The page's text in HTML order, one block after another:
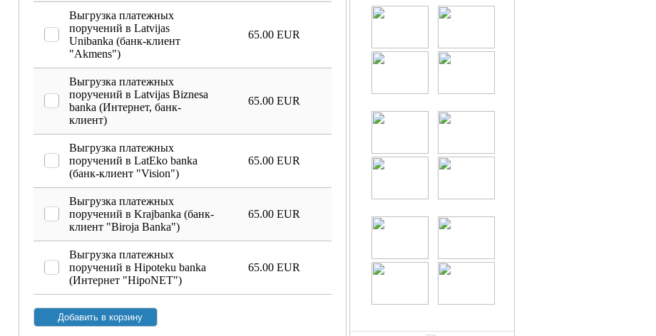
Выгрузка платежных
поручений в Latvijas
Unibanka (банк-клиент
"Akmens")
65.00 EUR
Выгрузка платежных
поручений в Latvijas Biznesa
banka (Интернет, банк-
клиент)
65.00 EUR
Выгрузка платежных
поручений в LatEko banka
(банк-клиент "Vision")
65.00 EUR
Выгрузка платежных
поручений в Krajbanka (банк-
клиент "Biroja Banka")
65.00 EUR
Выгрузка платежных
поручений в Hipoteku banka
(Интернет "HipoNET")
65.00 EUR